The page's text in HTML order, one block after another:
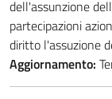
dell'assunzione
partecipazioni
diritto l'assuzione
Aggiornamento: